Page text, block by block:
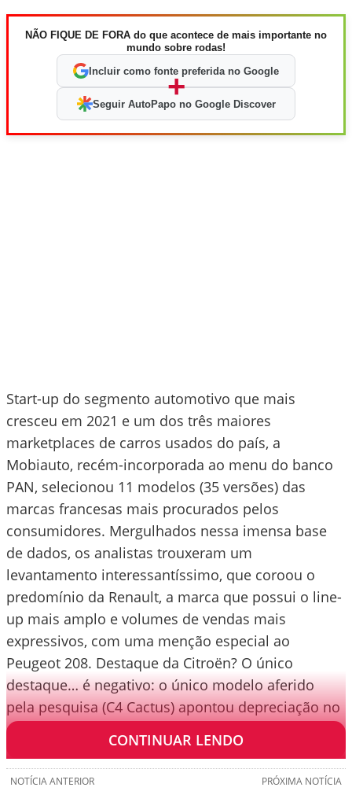
NÃO FIQUE DE FORA do que acontece de mais importante no
mundo sobre rodas!
Incluir como fonte preferida no Google
+
Seguir AutoPapo no Google Discover
Start-up do segmento automotivo que mais
cresceu em 2021 e um dos três maiores
marketplaces de carros usados do país, a
Mobiauto, recém-incorporada ao menu do banco
PAN, selecionou 11 modelos (35 versões) das
marcas francesas mais procurados pelos
consumidores. Mergulhados nessa imensa base
de dados, os analistas trouxeram um
levantamento interessantíssimo, que coroou o
predomínio da Renault, a marca que possui o line-
up mais amplo e volumes de vendas mais
expressivos, com uma menção especial ao
Peugeot 208. Destaque da Citroën? O único
destaque… é negativo: o único modelo aferido
pela pesquisa (C4 Cactus) apontou depreciação no
decorrer do ano.
CONTINUAR LENDO
PRÓXIMA NOTÍCIA
NOTÍCIA ANTERIOR